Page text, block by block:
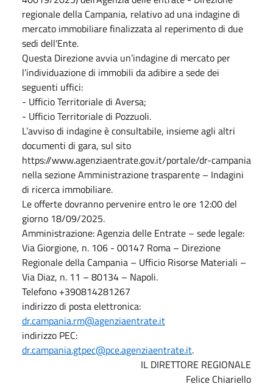
regionale della Campania, relativo ad una indagine di
mercato immobiliare finalizzata al reperimento di due
sedi dell'Ente.
Questa Direzione avvia un’indagine di mercato per
l’individuazione di immobili da adibire a sede dei
seguenti uffici:
- Ufficio Territoriale di Aversa;
- Ufficio Territoriale di Pozzuoli.
L’avviso di indagine è consultabile, insieme agli altri
documenti di gara, sul sito
https://www.agenziaentrate.gov.it/portale/dr-campania
nella sezione Amministrazione trasparente – Indagini
di ricerca immobiliare.
Le offerte dovranno pervenire entro le ore 12:00 del
giorno 18/09/2025.
Amministrazione: Agenzia delle Entrate – sede legale:
Via Giorgione, n. 106 - 00147 Roma – Direzione
Regionale della Campania – Ufficio Risorse Materiali –
Via Diaz, n. 11 – 80134 – Napoli.
Telefono +390814281267
indirizzo di posta elettronica:
dr.campania.rm@agenziaentrate.it
indirizzo PEC:
dr.campania.gtpec@pce.agenziaentrate.it.
IL DIRETTORE REGIONALE
Felice Chiariello